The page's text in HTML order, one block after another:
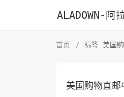
ALADOWN-阿
首页 / 标签 美国
美国购物直